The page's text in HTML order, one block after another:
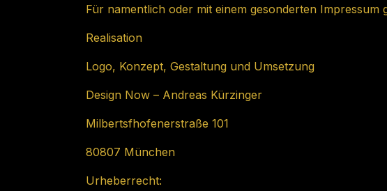
Für namentlich oder mit einem gesonderten
Realisation
Logo, Konzept, Gestaltung und Umsetzung
Design Now – Andreas Kürzinger
Milbertsfhofenerstraße 101
80807 München
Urheberrecht: